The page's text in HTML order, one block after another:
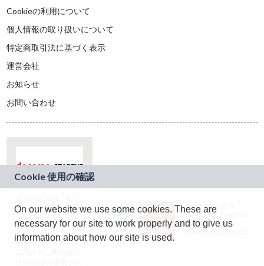
Cookieの利用について
個人情報の取り扱いについて
特定商取引法に基づく表示
運営会社
お知らせ
お問い合わせ
ドコモグループの新
規事業創出プログラ
ム「docomo
STARTUP」を通じて
JASRAC許諾番号：
9024936001Y45037
JASRAC許諾番号：
On our website we use some cookies. These are
necessary for our site to work properly and to give us
information about how our site is used.